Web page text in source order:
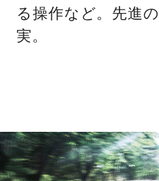
る操作など。先進
実。